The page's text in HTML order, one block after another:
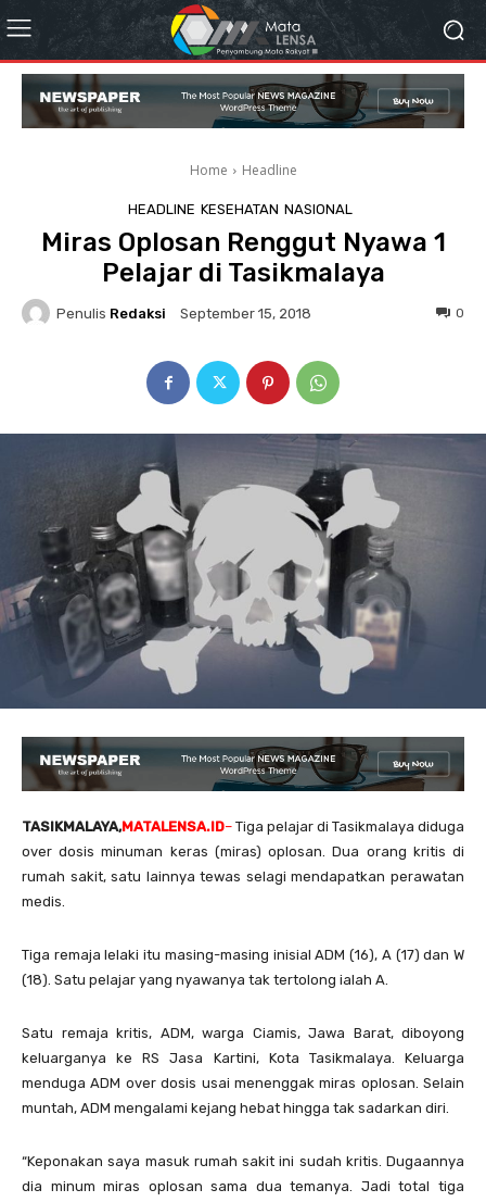
Home Headline
HEADLINE KESEHATAN NASIONAL
Miras Oplosan Renggut Nyawa 1
Pelajar di Tasikmalaya
Penulis Redaksi September 15, 2018 0
TASIKMALAYA,MATALENSA.ID– Tiga pelajar di Tasikmalaya diduga
over dosis minuman keras (miras) oplosan. Dua orang kritis di
rumah sakit, satu lainnya tewas selagi mendapatkan perawatan
medis.
Tiga remaja lelaki itu masing-masing inisial ADM (16), A (17) dan W
(18). Satu pelajar yang nyawanya tak tertolong ialah A.
Satu remaja kritis, ADM, warga Ciamis, Jawa Barat, diboyong
keluarganya ke RS Jasa Kartini, Kota Tasikmalaya. Keluarga
menduga ADM over dosis usai menenggak miras oplosan. Selain
muntah, ADM mengalami kejang hebat hingga tak sadarkan diri.
“Keponakan saya masuk rumah sakit ini sudah kritis. Dugaannya
dia minum miras oplosan sama dua temanya. Jadi total tiga